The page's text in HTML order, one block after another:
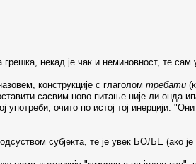
некад је чак и неминовност, те сам
конструкције с глаголом требати
сасвим ново питање није ли онда
употреби, очито по истој тој инерцији:
субјекта, те је увек БОЉЕ (ако је